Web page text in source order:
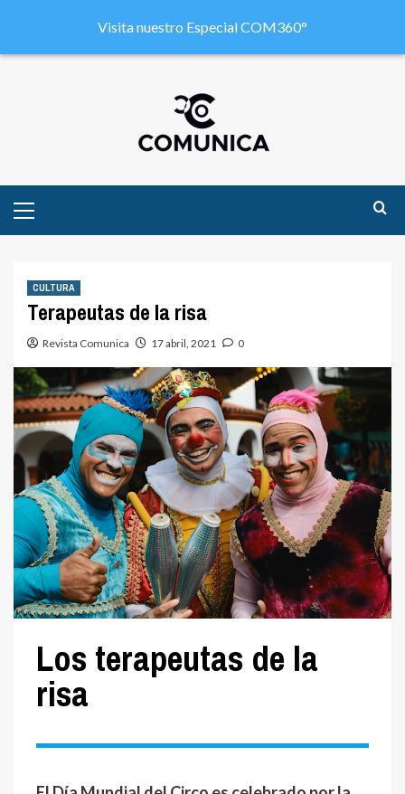
CULTURA
Terapeutas de la risa
Revista Comunica 17 abril, 2021 0
Los terapeutas de la
risa
Visita nuestro Especial COM360°